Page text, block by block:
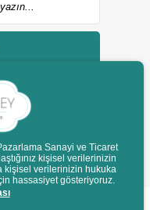
Hakları Saklıdır.
Sanayi ve Ticaret
kişisel verilerinizin
kişisel verilerinizin hukuka
hassasiyet gösteriyoruz.